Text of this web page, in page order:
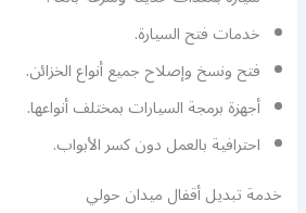
خدمات فتح السيارة.
فتح ونسخ وإصلاح جميع أنواع الخزائن.
أجهزة برمجة السيارات بمختلف أنواعها.
احترافية بالعمل دون كسر الأبواب.
خدمة تبديل أقفال ميدان حولي